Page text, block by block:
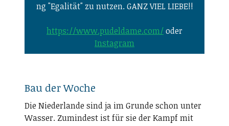
ng "Egalität" zu nutzen. GANZ VIEL LIEBE!!
https://www.pudeldame.com/oder
Instagram
Bau der Woche
Die Niederlande sind ja im Grunde schon unter
Wasser. Zumindest ist für sie der Kampf mit